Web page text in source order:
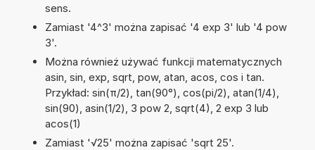
sens.
Zamiast '4^3' można zapisać '4 exp 3' lub '4 pow
3'.
Można również używać funkcji matematycznych
asin, sin, exp, sqrt, pow, atan, acos, cos i tan.
Przykład: sin(π/2), tan(90°), cos(pi/2), atan(1/4),
sin(90), asin(1/2), 3 pow 2, sqrt(4), 2 exp 3 lub
acos(1)
Zamiast '√25' można zapisać 'sqrt 25'.